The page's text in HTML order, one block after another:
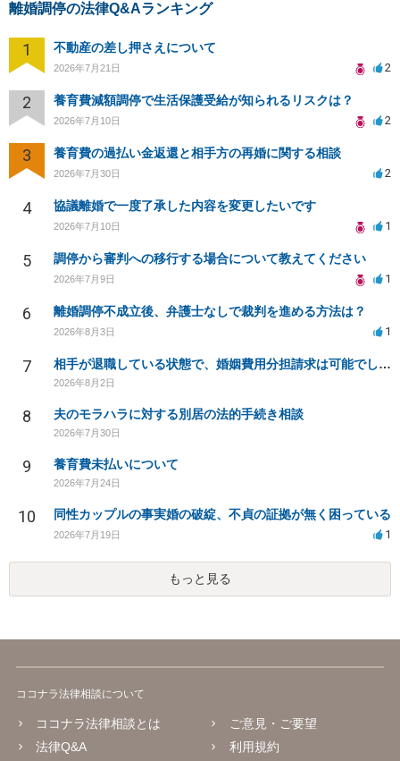
離婚調停の法律Q&Aランキング
1 不動産の差し押さえについて
2026年7月21日 2
2 養育費減額調停で生活保護受給が知られるリスクは？
2026年7月10日 2
3 養育費の過払い金返還と相手方の再婚に関する相談
2026年7月30日 2
4 協議離婚で一度了承した内容を変更したいです
2026年7月10日 1
5 調停から審判への移行する場合について教えてください
2026年7月9日 1
6 離婚調停不成立後、弁護士なしで裁判を進める方法は？
2026年8月3日 1
7 相手が退職している状態で、婚姻費用分担請求は可能でしょうか？
2026年8月2日
8 夫のモラハラに対する別居の法的手続き相談
2026年7月30日
9 養育費未払いについて
2026年7月24日
10 同性カップルの事実婚の破綻、不貞の証拠が無く困っている
2026年7月19日 1
もっと見る
ココナラ法律相談について
ココナラ法律相談とは
法律Q&A
ご意見・ご要望
利用規約